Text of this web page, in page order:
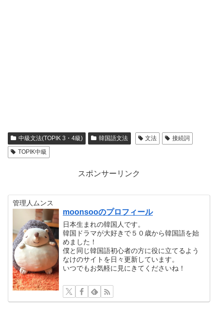
中級文法(TOPIK 3・4級) 韓国語文法 文法
接続詞
TOPIK中級
スポンサーリンク
管理人ムンス
moonsooのプロフィール
日本生まれの韓国人です。
韓国ドラマが大好きで５０歳から韓国語を始
めました！
僕と同じ韓国語初心者の方に役に立てるよう
なけのサイトを日々更新しています。
いつでもお気軽に見にきてくださいね！